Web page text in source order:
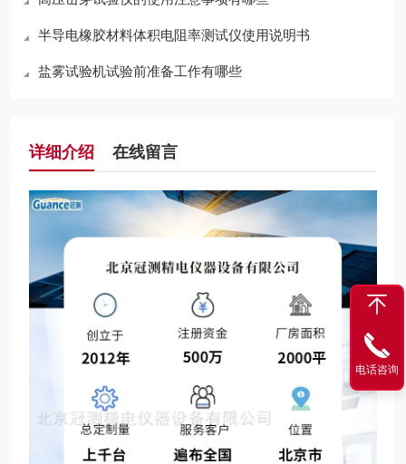
半导电橡胶材料体积电阻率测试仪使用说明书
盐雾试验机试验前准备工作有哪些
详细介绍 在线留言
电话咨询